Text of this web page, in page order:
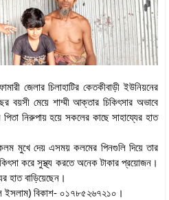
জেলার চিলাহাটির কেতকীবাড়ী ইউনিয়নের
বয়সী মেয়ে শাম্মী আক্তার চিকিৎসার অভাবে
নিরুপায় হয়ে সকলের কাছে সাহায্যের হাত
মুখে দেয় এসময় কলমের পিনগুলি দিয়ে তার
করে সুস্থ্য করতে অনেক টাকার প্রয়োজন।
হাত বাড়িয়েছেন।
ইসলাম) বিকাশ- ০১৭৮৫২৬৭২১০।